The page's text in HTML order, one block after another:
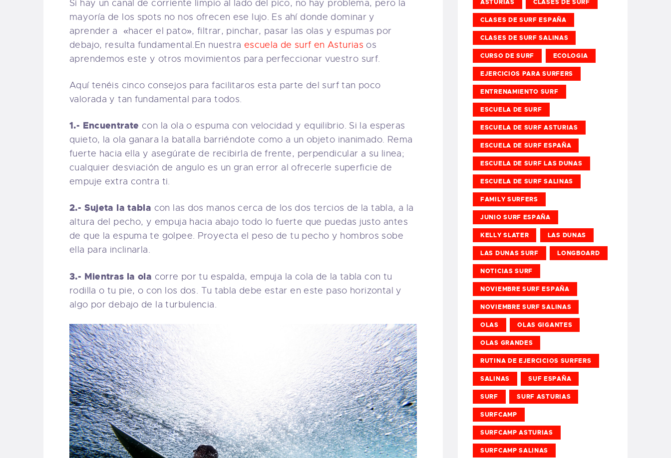
Si hay un canal de corriente limpio al lado del pico, no hay problema, pero la
mayoría de los spots no nos ofrecen ese lujo. Es ahí donde dominar y
aprender a «hacer el pato», filtrar, pinchar, pasar las olas y espumas por
debajo, resulta fundamental.En nuestra escuela de surf en Asturias os
aprendemos este y otros movimientos para perfeccionar vuestro surf.
Aquí tenéis cinco consejos para facilitaros esta parte del surf tan poco
valorada y tan fundamental para todos.
1.- Encuentrate con la ola o espuma con velocidad y equilibrio. Si la esperas
quieto, la ola ganara la batalla barriéndote como a un objeto inanimado. Rema
fuerte hacia ella y asegúrate de recibirla de frente, perpendicular a su linea;
cualquier desviación de angulo es un gran error al ofrecerle superficie de
empuje extra contra ti.
2.- Sujeta la tabla con las dos manos cerca de los dos tercios de la tabla, a la
altura del pecho, y empuja hacia abajo todo lo fuerte que puedas justo antes
de que la espuma te golpee. Proyecta el peso de tu pecho y hombros sobe
ella para inclinarla.
3.- Mientras la ola corre por tu espalda, empuja la cola de la tabla con tu
rodilla o tu pie, o con los dos. Tu tabla debe estar en este paso horizontal y
algo por debajo de la turbulencia.
ASTURIAS CLASES DE SURF
CLASES DE SURF ESPAÑA
CLASES DE SURF SALINAS
CURSO DE SURF ECOLOGIA
EJERCICIOS PARA SURFERS
ENTRENAMIENTO SURF
ESCUELA DE SURF
ESCUELA DE SURF ASTURIAS
ESCUELA DE SURF ESPAÑA
ESCUELA DE SURF LAS DUNAS
ESCUELA DE SURF SALINAS
FAMILY SURFERS
JUNIO SURF ESPAÑA
KELLY SLATER LAS DUNAS
LAS DUNAS SURF LONGBOARD
NOTICIAS SURF
NOVIEMBRE SURF ESPAÑA
NOVIEMBRE SURF SALINAS
OLAS OLAS GIGANTES
OLAS GRANDES
RUTINA DE EJERCICIOS SURFERS
SALINAS SUF ESPAÑA
SURF SURF ASTURIAS
SURFCAMP
SURFCAMP ASTURIAS
SURFCAMP SALINAS